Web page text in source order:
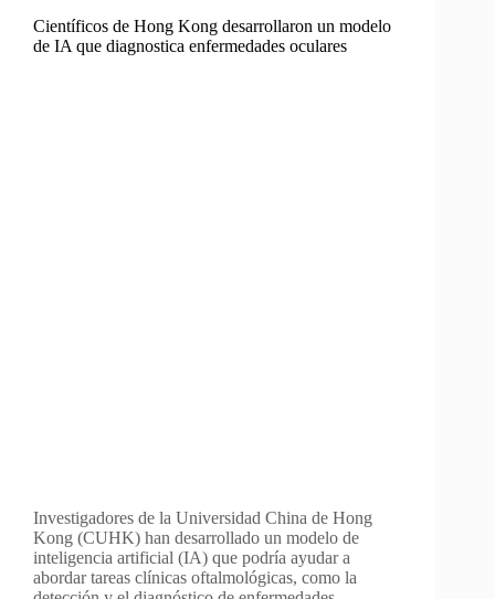
Científicos de Hong Kong desarrollaron un modelo
de IA que diagnostica enfermedades oculares
Investigadores de la Universidad China de Hong
Kong (CUHK) han desarrollado un modelo de
inteligencia artificial (IA) que podría ayudar a
abordar tareas clínicas oftalmológicas, como la